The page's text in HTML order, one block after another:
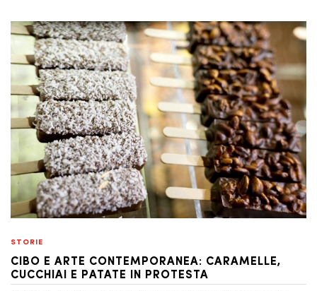
STORIE
CIBO E ARTE CONTEMPORANEA: CARAMELLE,
CUCCHIAI E PATATE IN PROTESTA